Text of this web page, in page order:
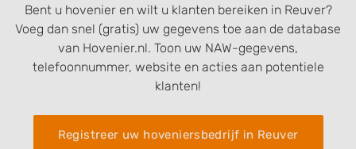
Bent u hovenier en wilt u klanten bereiken in Reuver?
Voeg dan snel (gratis) uw gegevens toe aan de database
van Hovenier.nl. Toon uw NAW-gegevens,
telefoonnummer, website en acties aan potentiele
klanten!
Registreer uw hoveniersbedrijf in Reuver